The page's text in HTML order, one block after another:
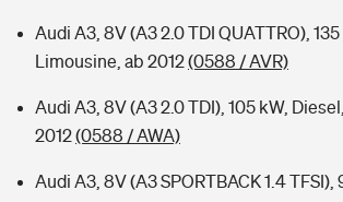
Audi A3, 8V (A3 2.0 TDI QUATTRO), 135
Limousine, ab 2012(0588 / AVR)
Audi A3, 8V (A3 2.0 TDI), 105 kW,
2012(0588 / AWA)
Audi A3, 8V (A3 SPORTBACK 1.4 TFSI),